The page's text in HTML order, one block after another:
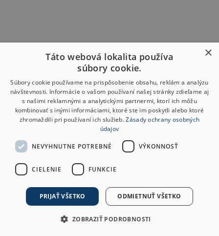
×
Táto webová lokalita používa
súbory cookie.
Súbory cookie používame na prispôsobenie obsahu, reklám a analýzu
návštevnosti. Informácie o vašom používaní našej stránky zdieľame aj
s našimi reklamnými a analytickými partnermi, ktorí ich môžu
kombinovať s inými informáciami, ktoré ste im poskytli alebo ktoré
zhromaždili pri používaní ich služieb.Zásady ochrany osobných
údajov
NEVYHNUTNE POTREBNÉ VÝKONNOSŤ
CIELENIE FUNKCIE
PRIJAŤ VŠETKO ODMIETNUŤ VŠETKO
ZOBRAZIŤ PODROBNOSTI